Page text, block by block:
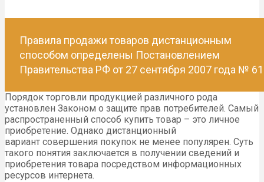
Правила продажи товаров дистанционным
способом определены Постановлением
Правительства РФ от 27 сентября 2007 года №
Порядок торговли продукцией различного рода
установлен Законом о защите прав потребителей. Самый
распространенный способ купить товар – это личное
приобретение. Однако дистанционный
вариант совершения покупок не менее популярен. Суть
такого понятия заключается в получении сведений и
приобретения товара посредством информационных
ресурсов интернета.